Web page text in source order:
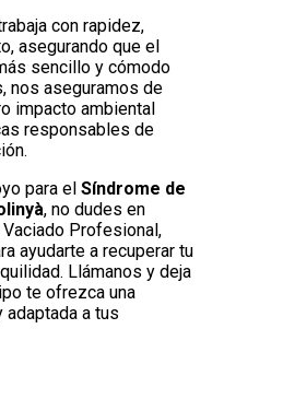
con rapidez,
asegurando que el
sencillo y cómodo
nos aseguramos de
impacto ambiental
responsables de
para el Síndrome de
, no dudes en
Profesional,
ayudarte a recuperar tu
Llámanos y deja
te ofrezca una
a tus